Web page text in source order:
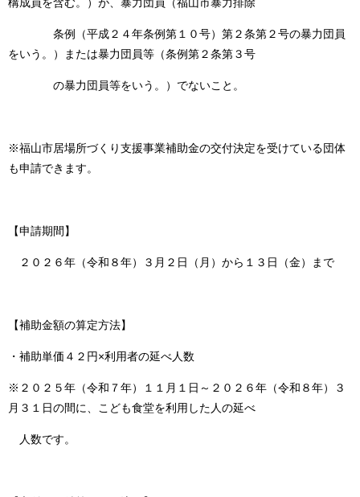
条例（平成２４年条例第１０号）第２条第２号の暴力団員
をいう。）または暴力団員等（条例第２条第３号
の暴力団員等をいう。）でないこと。
※福山市居場所づくり支援事業補助金の交付決定を受けている団体
も申請できます。
【申請期間】
２０２６年（令和８年）３月２日（月）から１３日（金）まで
【補助金額の算定方法】
・補助単価４２円×利用者の延べ人数
※２０２５年（令和７年）１１月１日～２０２６年（令和８年）３
月３１日の間に、こども食堂を利用した人の延べ
人数です。